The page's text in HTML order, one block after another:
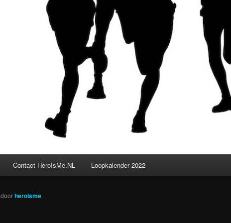
Contact HeroIsMe.NL Loopkalender 2022
doorheroisme